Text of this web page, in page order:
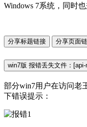
Windows 7系统，同时也
分享标题链接 分享页面
win7版 报错丢失文件：
部分win7用户在访问老
下错误提示：